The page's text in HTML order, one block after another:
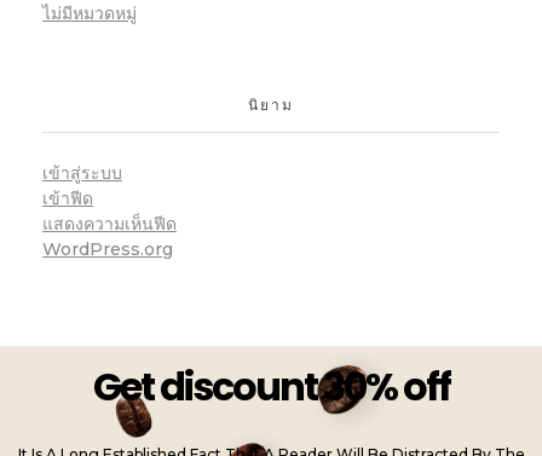
ไม่มีหมวดหมู่
นิยาม
เข้าสู่ระบบ
เข้าฟีด
แสดงความเห็นฟีด
WordPress.org
Get discount 30% off